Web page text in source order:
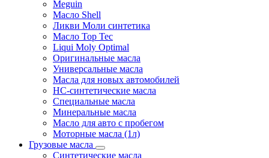
Meguin
Масло Shell
Ликви Моли синтетика
Масло Top Tec
Liqui Moly Optimal
Оригинальные масла
Универсальные масла
Масла для новых автомобилей
HC-синтетические масла
Специальные масла
Минеральные масла
Масло для авто с пробегом
Моторные масла (1л)
Грузовые масла
Синтетические масла